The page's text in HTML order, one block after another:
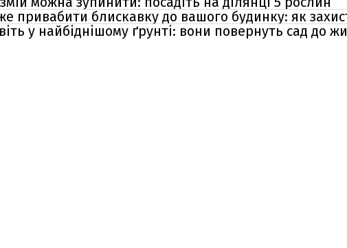
привабити блискавку до вашого будинку: як
у найбіднішому ґрунті: вони повернуть сад до